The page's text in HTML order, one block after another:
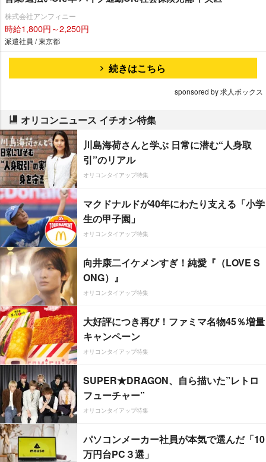
株式会社アンフィニー
時給1,800円～2,250円
派遣社員 / 東京都
続きはこちら
sponsored by 求人ボックス
オリコンニュース イチオシ特集
川島海荷さんと学ぶ 日常に潜む“人身取
引”のリアル
オリコンタイアップ特集
マクドナルドが40年にわたり支える「小学
生の甲子園」
オリコンタイアップ特集
向井康二イケメンすぎ！純愛『（LOVE S
ONG）』
オリコンタイアップ特集
大好評につき再び！ファミマ名物45％増量
キャンペーン
オリコンタイアップ特集
SUPER★DRAGON、自ら描いた”レトロ
フューチャー”
オリコンタイアップ特集
パソコンメーカー社員が本気で選んだ「10
万円台PC３選」